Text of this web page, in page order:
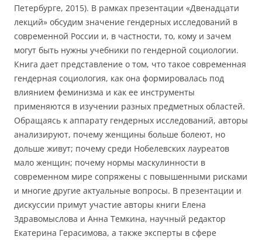
Петербурге, 2015). В рамках презентации «Двенадцати
лекций» обсудим значение гендерных исследований в
современной России и, в частности, то, кому и зачем
могут быть нужны учебники по гендерной социологии.
Книга дает представление о том, что такое современная
гендерная социология, как она формировалась под
влиянием феминизма и как ее инструменты
применяются в изучении разных предметных областей.
Обращаясь к аппарату гендерных исследований, авторы
анализируют, почему женщины больше болеют, но
дольше живут; почему среди Нобелевских лауреатов
мало женщин; почему нормы маскулинности в
современном мире сопряжены с повышенными рисками
и многие другие актуальные вопросы. В презентации и
дискуссии примут участие авторы книги Елена
Здравомыслова и Анна Темкина, научный редактор
Екатерина Герасимова, а также эксперты в сфере